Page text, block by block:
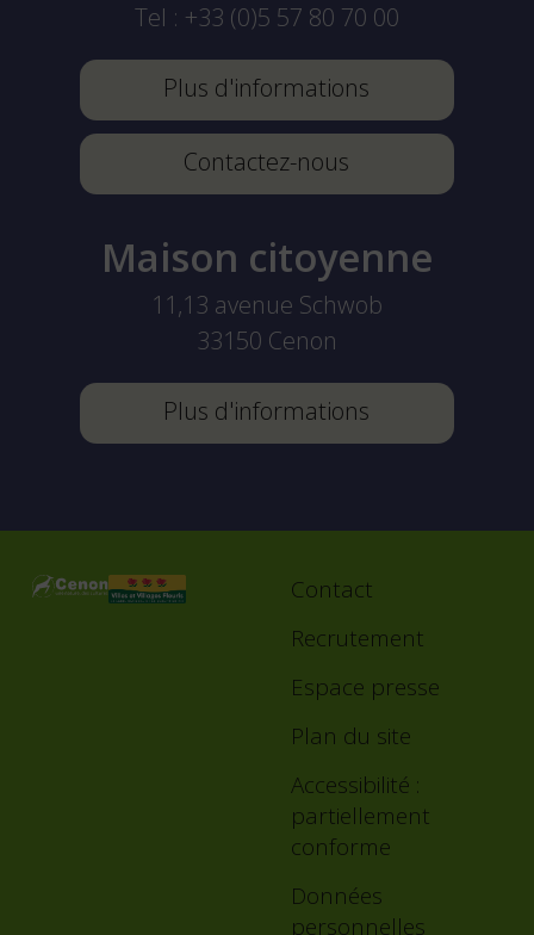
Tel : +33 (0)5 57 80 70 00
Plus d'informations
Contactez-nous
Maison citoyenne
11,13 avenue Schwob
33150 Cenon
Plus d'informations
Footer
Contact
Recrutement
Espace presse
Plan du site
Accessibilité :
partiellement
conforme
Données
personnelles